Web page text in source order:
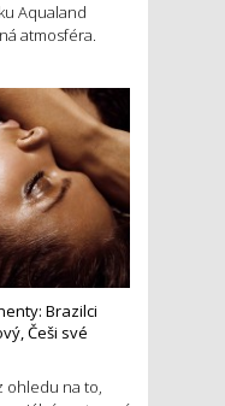
Aqualand
atmosféra.
Brazilci
Češi své
ohledu na to,